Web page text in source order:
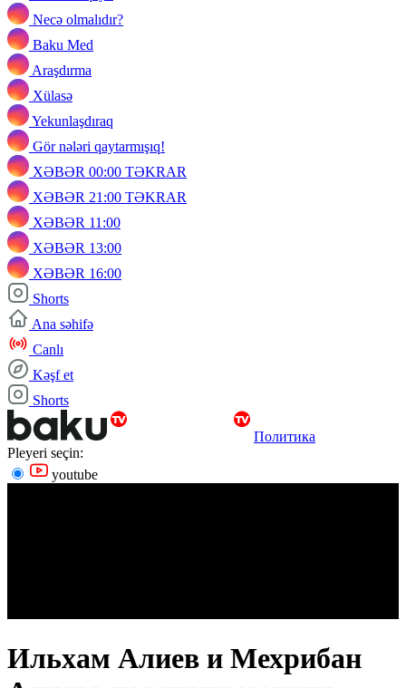
Necə olmalıdır?
Baku Med
Araşdırma
Xülasə
Yekunlaşdıraq
Gör nələri qaytarmışıq!
XƏBƏR 00:00 TƏKRAR
XƏBƏR 21:00 TƏKRAR
XƏBƏR 11:00
XƏBƏR 13:00
XƏBƏR 16:00
Shorts
Ana səhifə
Canlı
Kəşf et
Shorts
Политика
Pleyeri seçin:
youtube
Ильхам Алиев и Мехрибан